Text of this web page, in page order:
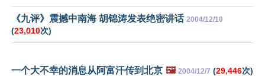
《九评》震撼中南海 胡锦涛发表绝密讲话 2004/12/10
(23,010次)
一个大不幸的消息从阿富汗传到北京 🖼️ 2004/12/7 (29,446次)